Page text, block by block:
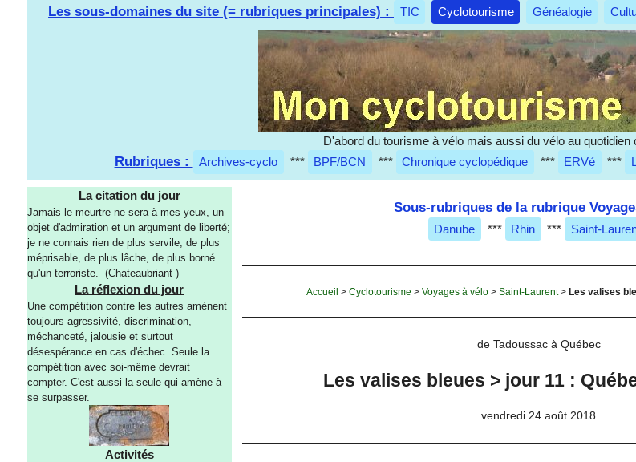
Les sous-domaines du site (= rubriques principales) : TIC Cyclotourisme Généalogie
D'abord du tourisme à vélo mais aussi du vélo au
Rubriques : Archives-cyclo *** BPF/BCN *** Chronique cyclopédique *** ERVé ***
La citation du jour
Jamais le meurtre ne sera à mes yeux, un
objet d'admiration et un argument de liberté;
je ne connais rien de plus servile, de plus
méprisable, de plus lâche, de plus borné
qu'un terroriste. (Chateaubriant )
La réflexion du jour
Une compétition contre les autres amènent
toujours agressivité, discrimination,
méchanceté, jalousie et surtout
désespérance en cas d'échec. Seule la
compétition avec soi-même devrait
compter. C'est aussi la seule qui amène à
se surpasser.
Activités
Sous-rubriques de la rubrique
Danube *** Rhin *** Saint-
Accueil > Cyclotourisme > Voyages à vélo> Saint-Laurent> Les valises
de Tadoussac à Québec
Les valises bleues > jour 11 :
vendredi 24 août 2018